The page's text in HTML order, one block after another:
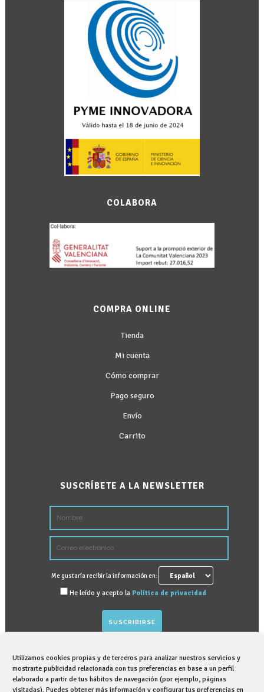
Utilizamos cookies propias y de terceros para analizar nuestros servicios y
mostrarte publicidad relacionada con tus preferencias en base a un perfil
elaborado a partir de tus hábitos de navegación (por ejemplo, páginas
visitadas). Puedes obtener más información y configurar tus preferencias en
COLABORA
COMPRA ONLINE
Tienda
Mi cuenta
Cómo comprar
Pago seguro
Envío
Carrito
SUSCRÍBETE A LA NEWSLETTER
Me gustaría recibir la información en:
He leído y acepto la Política de privacidad
GRAPHENANO DENTAL, S.L. tratará sus datos
personales para gestionar suscripción para recibir